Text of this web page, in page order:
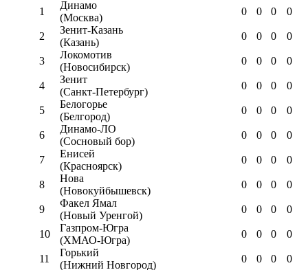
1
Динамо
(Москва)
0 0 0 0
2
Зенит-Казань
(Казань)
0 0 0 0
3
Локомотив
(Новосибирск)
0 0 0 0
4
Зенит
(Санкт-Петербург)
0 0 0 0
5
Белогорье
(Белгород)
0 0 0 0
6
Динамо-ЛО
(Сосновый бор)
0 0 0 0
7
Енисей
(Красноярск)
0 0 0 0
8
Нова
(Новокуйбышевск)
0 0 0 0
9
Факел Ямал
(Новый Уренгой)
0 0 0 0
10
Газпром-Югра
(ХМАО-Югра)
0 0 0 0
11
Горький
(Нижний Новгород)
0 0 0 0